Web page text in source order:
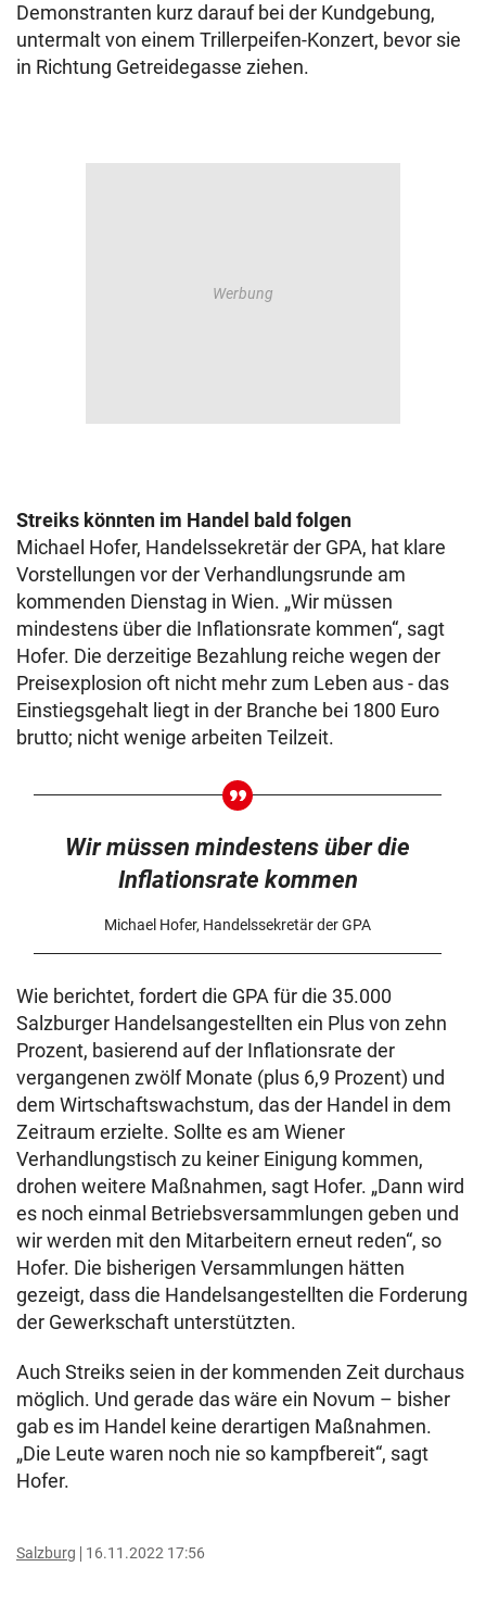
Demonstranten kurz darauf bei der Kundgebung,
untermalt von einem Trillerpeifen-Konzert, bevor sie
in Richtung Getreidegasse ziehen.
Streiks könnten im Handel bald folgen
Michael Hofer, Handelssekretär der GPA, hat klare
Vorstellungen vor der Verhandlungsrunde am
kommenden Dienstag in Wien. „Wir müssen
mindestens über die Inflationsrate kommen“, sagt
Hofer. Die derzeitige Bezahlung reiche wegen der
Preisexplosion oft nicht mehr zum Leben aus - das
Einstiegsgehalt liegt in der Branche bei 1800 Euro
brutto; nicht wenige arbeiten Teilzeit.
Wir müssen mindestens über die
Inflationsrate kommen
Michael Hofer, Handelssekretär der GPA
Wie berichtet, fordert die GPA für die 35.000
Salzburger Handelsangestellten ein Plus von zehn
Prozent, basierend auf der Inflationsrate der
vergangenen zwölf Monate (plus 6,9 Prozent) und
dem Wirtschaftswachstum, das der Handel in dem
Zeitraum erzielte. Sollte es am Wiener
Verhandlungstisch zu keiner Einigung kommen,
drohen weitere Maßnahmen, sagt Hofer. „Dann wird
es noch einmal Betriebsversammlungen geben und
wir werden mit den Mitarbeitern erneut reden“, so
Hofer. Die bisherigen Versammlungen hätten
gezeigt, dass die Handelsangestellten die Forderung
der Gewerkschaft unterstützten.
Auch Streiks seien in der kommenden Zeit durchaus
möglich. Und gerade das wäre ein Novum – bisher
gab es im Handel keine derartigen Maßnahmen.
„Die Leute waren noch nie so kampfbereit“, sagt
Hofer.
Salzburg 16.11.2022 17:56